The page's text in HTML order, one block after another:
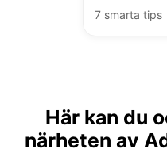
7 smarta tips
Här kan du
närheten av